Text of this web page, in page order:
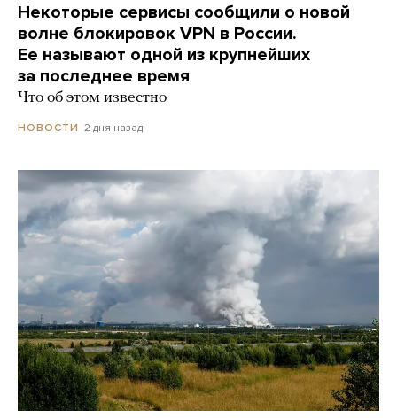
Некоторые сервисы сообщили о новой
волне блокировок VPN в России.
Ее называют одной из крупнейших
за последнее время
Что об этом известно
НОВОСТИ 2 дня назад